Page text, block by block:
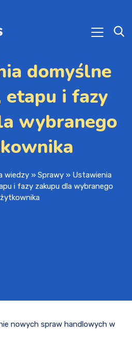
domyślne
etapu i fazy
wybranego
wiedzy» Sprawy» Ustawienia
i fazy zakupu dla wybranego
nowych spraw handlowych w